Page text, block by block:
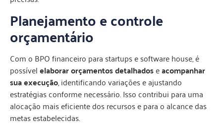
Planejamento e controle
orçamentário
Com o BPO financeiro para startups e software house, é
possívelelaborar orçamentos detalhadoseacompanhar
sua execução, identificando variações e ajustando
estratégias conforme necessário. Isso contribui para uma
alocação mais eficiente dos recursos e para o alcance das
metas estabelecidas.